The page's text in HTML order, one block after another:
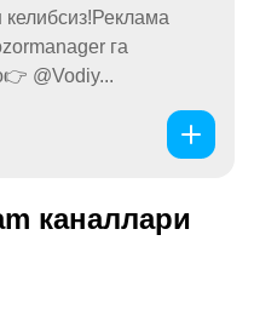
келибсиз!Реклама
га
@Vodiy...
каналлари